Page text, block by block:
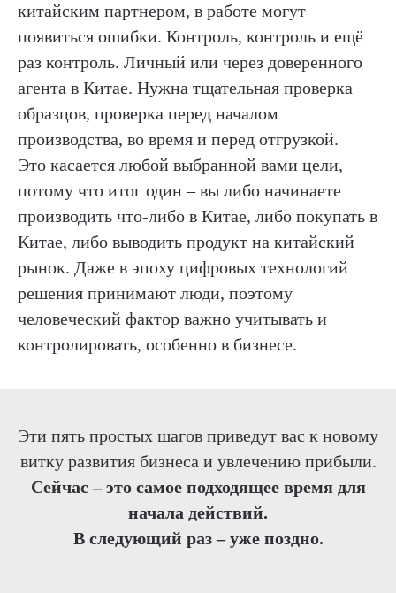
китайским партнером, в работе могут
появиться ошибки. Контроль, контроль и ещё
раз контроль. Личный или через доверенного
агента в Китае. Нужна тщательная проверка
образцов, проверка перед началом
производства, во время и перед отгрузкой.
Это касается любой выбранной вами цели,
потому что итог один – вы либо начинаете
производить что-либо в Китае, либо покупать в
Китае, либо выводить продукт на китайский
рынок. Даже в эпоху цифровых технологий
решения принимают люди, поэтому
человеческий фактор важно учитывать и
контролировать, особенно в бизнесе.
Эти пять простых шагов приведут вас к новому
витку развития бизнеса и увлечению прибыли.
Сейчас – это самое подходящее время для
начала действий.
В следующий раз – уже поздно.